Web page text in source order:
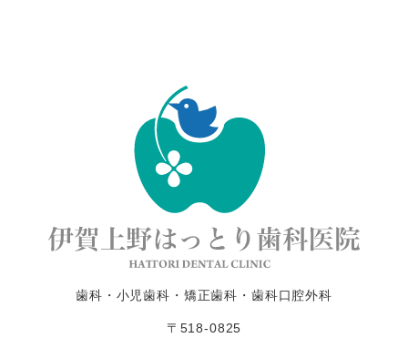
歯科・小児歯科・矯正歯科・歯科口腔外科
〒518-0825